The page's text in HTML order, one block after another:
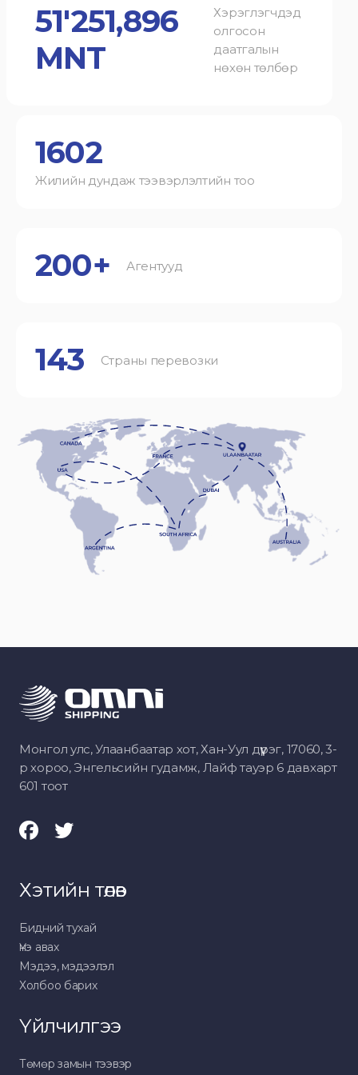
51'251,896
MNT
Хэрэглэгчдэд
олгосон
даатгалын
нөхөн төлбөр
1602
Жилийн дундаж тээвэрлэлтийн тоо
200+ Агентууд
143 Страны перевозки
Монгол улс, Улаанбаатар хот, Хан-Уул дүүрэг, 17060, 3-
р хороо, Энгельсийн гудамж, Лайф тауэр 6 давхарт
601 тоот
Хэтийн төлөв
Бидний тухай
Үнэ авах
Мэдээ, мэдээлэл
Холбоо барих
Үйлчилгээ
Төмөр замын тээвэр